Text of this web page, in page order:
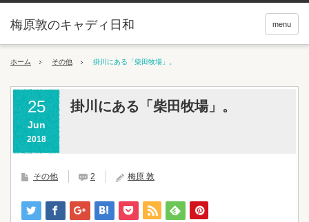
menu
梅原敦のキャディ日和
ホーム その他 掛川にある「柴田牧場」。
25
Jun
2018
掛川にある「柴田牧場」。
その他 2 梅原 敦